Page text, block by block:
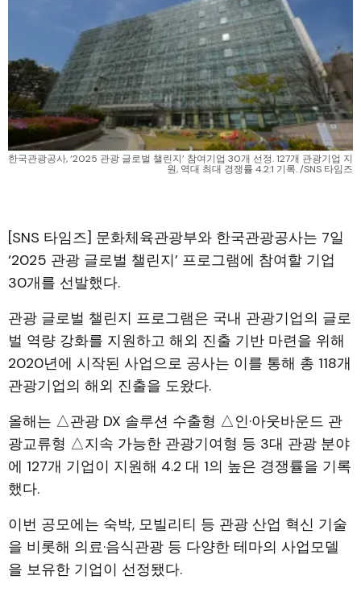
한국관광공사, ‘2025 관광 글로벌 챌린지’ 참여기업 30개 선정. 127개 관광기업 지
원, 역대 최대 경쟁률 4.2:1 기록. /SNS 타임즈
[SNS 타임즈] 문화체육관광부와 한국관광공사는 7일
‘2025 관광 글로벌 챌린지’ 프로그램에 참여할 기업
30개를 선발했다.
관광 글로벌 챌린지 프로그램은 국내 관광기업의 글로
벌 역량 강화를 지원하고 해외 진출 기반 마련을 위해
2020년에 시작된 사업으로 공사는 이를 통해 총 118개
관광기업의 해외 진출을 도왔다.
올해는 △관광 DX 솔루션 수출형 △인·아웃바운드 관
광교류형 △지속 가능한 관광기여형 등 3대 관광 분야
에 127개 기업이 지원해 4.2 대 1의 높은 경쟁률을 기록
했다.
이번 공모에는 숙박, 모빌리티 등 관광 산업 혁신 기술
을 비롯해 의료·음식관광 등 다양한 테마의 사업모델
을 보유한 기업이 선정됐다.